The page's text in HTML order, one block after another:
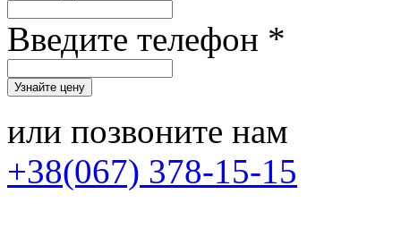
Введите телефон *
или позвоните нам
+38(067) 378-15-15